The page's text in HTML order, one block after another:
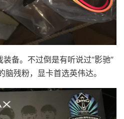
备。不过倒是有听说过“影驰”
残粉，显卡首选英伟达。